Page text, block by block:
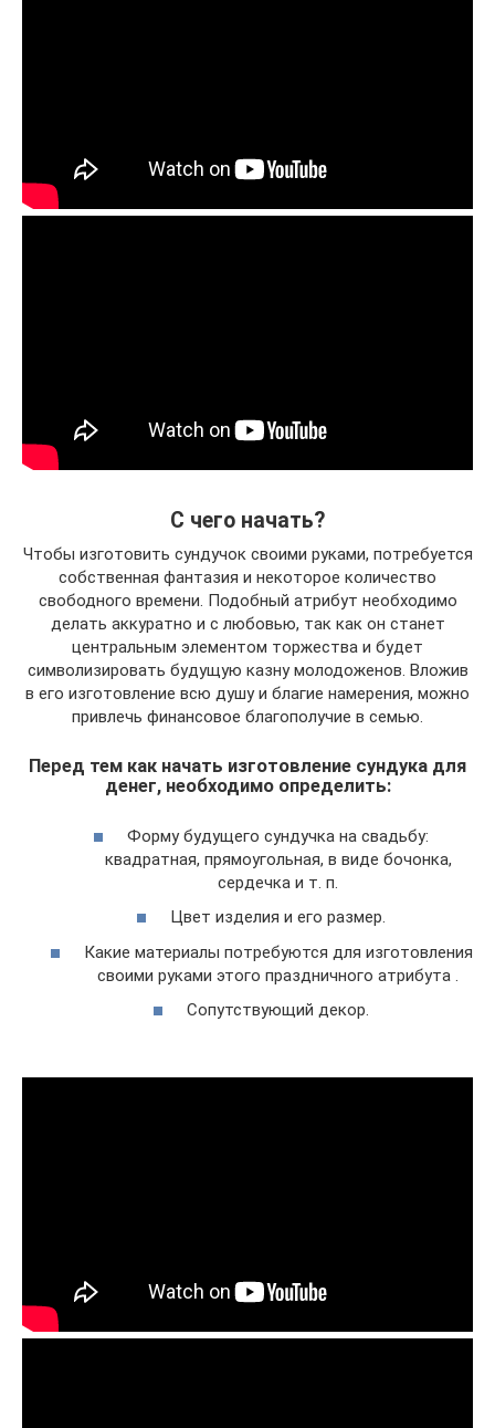
С чего начать?
Чтобы изготовить сундучок своими руками, потребуется
собственная фантазия и некоторое количество
свободного времени. Подобный атрибут необходимо
делать аккуратно и с любовью, так как он станет
центральным элементом торжества и будет
символизировать будущую казну молодоженов. Вложив
в его изготовление всю душу и благие намерения, можно
привлечь финансовое благополучие в семью.
Перед тем как начать изготовление сундука для
денег, необходимо определить:
Форму будущего сундучка на свадьбу:
квадратная, прямоугольная, в виде бочонка,
сердечка и т. п.
Цвет изделия и его размер.
Какие материалы потребуются для изготовления
своими руками этого праздничного атрибута .
Сопутствующий декор.